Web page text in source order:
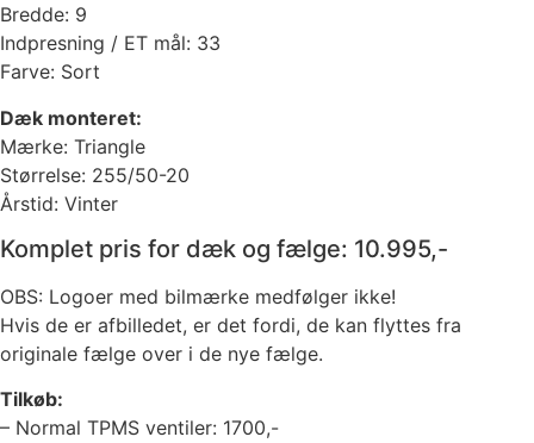
Bredde: 9
Indpresning / ET mål: 33
Farve: Sort
Dæk monteret:
Mærke: Triangle
Størrelse: 255/50-20
Årstid: Vinter
Komplet pris for dæk og fælge: 10.995,-
OBS: Logoer med bilmærke medfølger ikke!
Hvis de er afbilledet, er det fordi, de kan flyttes fra
originale fælge over i de nye fælge.
Tilkøb:
– Normal TPMS ventiler: 1700,-